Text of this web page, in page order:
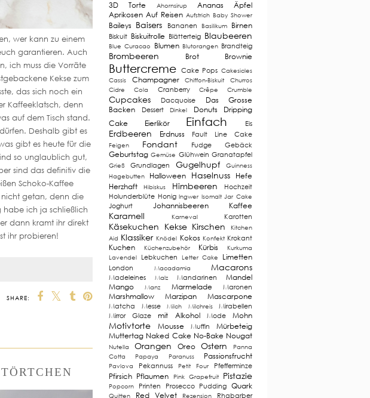
wer kann zu einem
garantieren. Auch
ich muss die Vorräte
Kekse zum
das sich noch ein
Kaffeeklatsch, denn
auf dem Tisch stand.
Deshalb gibt es
gibt es heute für die
so unglaublich gut,
sind das definitiv die
Schoko-Kaffee
getan, denn die
habe ich ja schließlich
dann kramt ihr direkt
ihr probieren!
SHARE:
3D Torte Ahornsirup Ananas
Äpfel
Aprikosen Auf Reisen Aufstrich Baby Shower
Baileys Baisers Bananen Basilikum Birnen
Biskuit Biskuitrolle Blätterteig Blaubeeren
Blue Curacao Blumen Blutorangen Brandteig
Brombeeren Brot Brownie
Buttercreme Cake Pops Cakesicles
Cassis
Champagner Chiffon-Biskuit
Churros
Cidre
Cola Cranberry Crêpe Crumble
Cupcakes Dacquoise
Das Grosse
Backen
Dessert Dinkel Donuts
Dripping
Cake
Eierlikör Einfach Eis
Erdbeeren Erdnuss Fault Line Cake
Feigen Fondant Fudge Gebäck
Geburtstag Gemüse Glühwein Granatapfel
Grieß Grundlagen Gugelhupf
Guinness
Hagebutten
Halloween Haselnuss
Hefe
Herzhaft
Hibiskus Himbeeren
Hochzeit
Holunderblüte Honig Ingwer Isomalt Jar Cake
Joghurt Johannisbeeren Kaffee
Karamell Karneval Karotten
Käsekuchen Kekse Kirschen
Kitchen
Aid Klassiker Knödel Kokos Konfekt Krokant
Kuchen Küchenzubehör Kürbis
Kurkuma
Lavendel
Lebkuchen Letter Cake Limetten
London Macadamia Macarons
Madeleines Malz Mandarinen
Mandel
Mango
Manz Marmelade Maronen
Marshmallow Marzipan Mascarpone
Matcha Messe Milch Milchreis
Mirabellen
Mirror Glaze
mit Alkohol Mode Mohn
Motivtorte Mousse Muffin
Mürbeteig
Muttertag Naked Cake No-Bake Nougat
Nutella Orangen Oreo Ostern
Panna
Cotta
Papaya Paranuss Passionsfrucht
Pavlova Pekannuss Petit Four Pfefferminze
Pfirsich Pflaumen Pink Grapefruit Pistazie
Popcorn Printen Prosecco Pudding Quark
Quitten Red Velvet Rezension Rhabarber